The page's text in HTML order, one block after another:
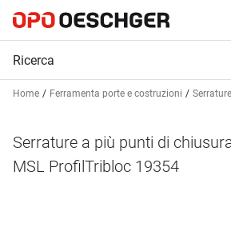
Home Ferramenta porte e costruzioni
Serrature a più punti di
MSL ProfilTribloc 19354